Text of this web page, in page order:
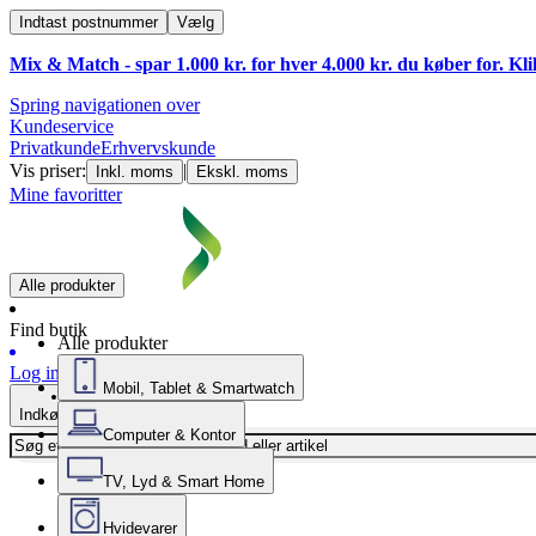
Indtast postnummer Vælg
Mix & Match - spar 1.000 kr. for hver 4.000 kr. du køber for.
Spring navigationen over
Kundeservice
PrivatkundeErhvervskunde
Vis priser:
Inkl. moms | Ekskl. moms
Mine favoritter
Alle produkter
Find butik
Log ind
Indkøbskurv
Alle produkter
Mobil, Tablet & Smartwatch
Computer & Kontor
TV, Lyd & Smart Home
Hvidevarer